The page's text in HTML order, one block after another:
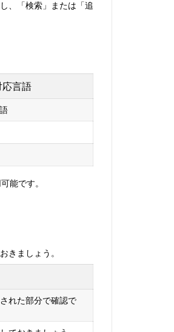
、「検索」または「追
応言語
能です。
きましょう。
れた部分で確認で